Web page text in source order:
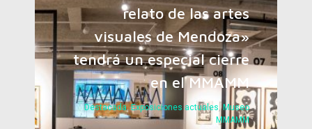
relato de las artes
visuales de Mendoza»
tendrá un especial cierre
en el MMAMM
Destacada,Exposiciones actuales,Museo
MMAMM